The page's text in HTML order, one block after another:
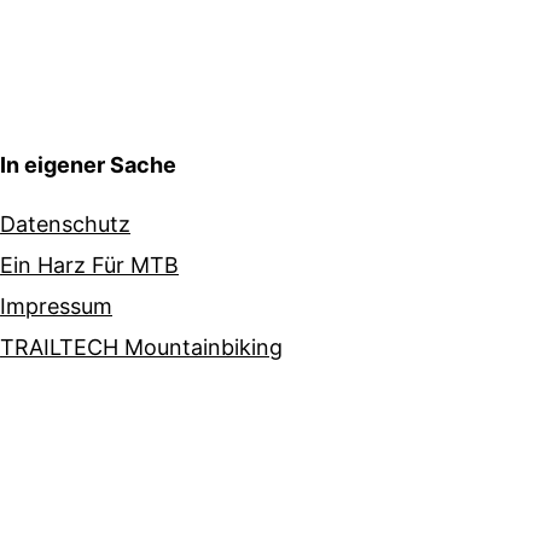
In eigener Sache
Datenschutz
Ein Harz Für MTB
Impressum
TRAILTECH Mountainbiking